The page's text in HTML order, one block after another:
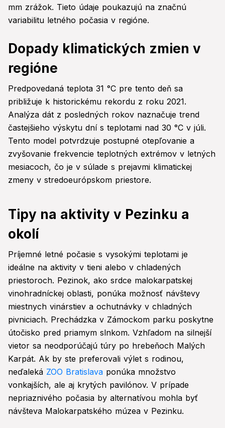
mm zrážok. Tieto údaje poukazujú na značnú
variabilitu letného počasia v regióne.
Dopady klimatických zmien v
regióne
Predpovedaná teplota 31 °C pre tento deň sa
približuje k historickému rekordu z roku 2021.
Analýza dát z posledných rokov naznačuje trend
častejšieho výskytu dní s teplotami nad 30 °C v júli.
Tento model potvrdzuje postupné otepľovanie a
zvyšovanie frekvencie teplotných extrémov v letných
mesiacoch, čo je v súlade s prejavmi klimatickej
zmeny v stredoeurópskom priestore.
Tipy na aktivity v Pezinku a
okolí
Príjemné letné počasie s vysokými teplotami je
ideálne na aktivity v tieni alebo v chladených
priestoroch. Pezinok, ako srdce malokarpatskej
vinohradníckej oblasti, ponúka možnosť návštevy
miestnych vinárstiev a ochutnávky v chladných
pivniciach. Prechádzka v Zámockom parku poskytne
útočisko pred priamym slnkom. Vzhľadom na silnejší
vietor sa neodporúčajú túry po hrebeňoch Malých
Karpát. Ak by ste preferovali výlet s rodinou,
neďaleká ZOO Bratislava ponúka množstvo
vonkajších, ale aj krytých pavilónov. V prípade
nepriaznivého počasia by alternatívou mohla byť
návšteva Malokarpatského múzea v Pezinku.